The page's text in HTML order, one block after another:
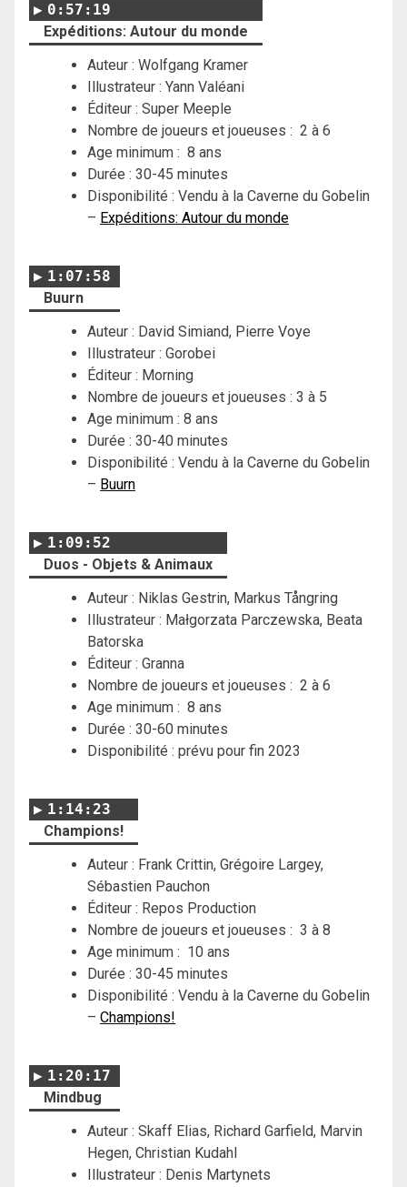
0:57:19
Expéditions: Autour du monde
Auteur : Wolfgang Kramer
Illustrateur : Yann Valéani
Éditeur : Super Meeple
Nombre de joueurs et joueuses : 2 à 6
Age minimum : 8 ans
Durée : 30-45 minutes
Disponibilité : Vendu à la Caverne du Gobelin
– Expéditions: Autour du monde
1:07:58
Buurn
Auteur : David Simiand, Pierre Voye
Illustrateur : Gorobei
Éditeur : Morning
Nombre de joueurs et joueuses : 3 à 5
Age minimum : 8 ans
Durée : 30-40 minutes
Disponibilité : Vendu à la Caverne du Gobelin
– Buurn
1:09:52
Duos - Objets & Animaux
Auteur : Niklas Gestrin, Markus Tångring
Illustrateur : Małgorzata Parczewska, Beata
Batorska
Éditeur : Granna
Nombre de joueurs et joueuses : 2 à 6
Age minimum : 8 ans
Durée : 30-60 minutes
Disponibilité : prévu pour fin 2023
1:14:23
Champions!
Auteur : Frank Crittin, Grégoire Largey,
Sébastien Pauchon
Éditeur : Repos Production
Nombre de joueurs et joueuses : 3 à 8
Age minimum : 10 ans
Durée : 30-45 minutes
Disponibilité : Vendu à la Caverne du Gobelin
– Champions!
1:20:17
Mindbug
Auteur : Skaff Elias, Richard Garfield, Marvin
Hegen, Christian Kudahl
Illustrateur : Denis Martynets